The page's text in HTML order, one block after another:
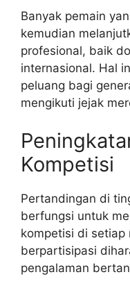
Banyak pemain
kemudian
profesional, baik
internasional. Hal
peluang bagi
mengikuti jejak
Kompetisi
Pertandingan di
berfungsi untuk
kompetisi di setiap
berpartisipasi
pengalaman